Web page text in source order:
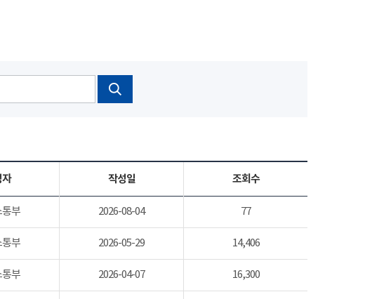
작성일 조회수
부 2026-08-04 77
부 2026-05-29 14,406
부 2026-04-07 16,300